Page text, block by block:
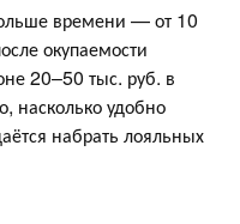
времени — от 10
окупаемости
20–50 тыс. руб. в
насколько удобно
набрать лояльных